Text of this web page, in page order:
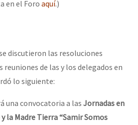
en el Foro aquí.)
discutieron las resoluciones
de las y los delegados en
lo siguiente:
una convocatoria a las Jornadas en
la Madre Tierra “Samir Somos